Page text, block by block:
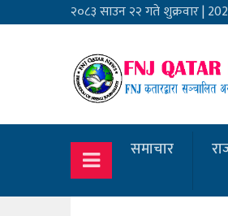
२०८३ साउन २२ गते शुक्रवार|
समाचार